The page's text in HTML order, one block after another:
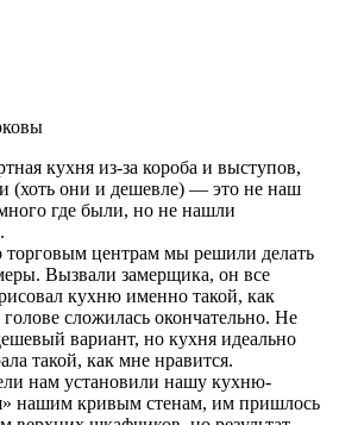
кухня из-за короба и выступов,
(хоть они и дешевле) — это не наш
где были, но не нашли
торговым центрам мы решили делать
Вызвали замерщика, он все
кухню именно такой, как
сложилась окончательно. Не
вариант, но кухня идеально
такой, как мне нравится.
нам установили нашу кухню-
нашим кривым стенам, им пришлось